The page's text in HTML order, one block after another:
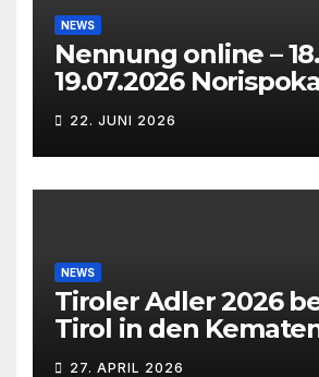
NEWS
Nennung online –
19.07.2026
Lauf VG + EG
22. JUNI 2026
NEWS
Tiroler Adler 2026
Tirol in den
Innsbruck
27. APRIL 2026